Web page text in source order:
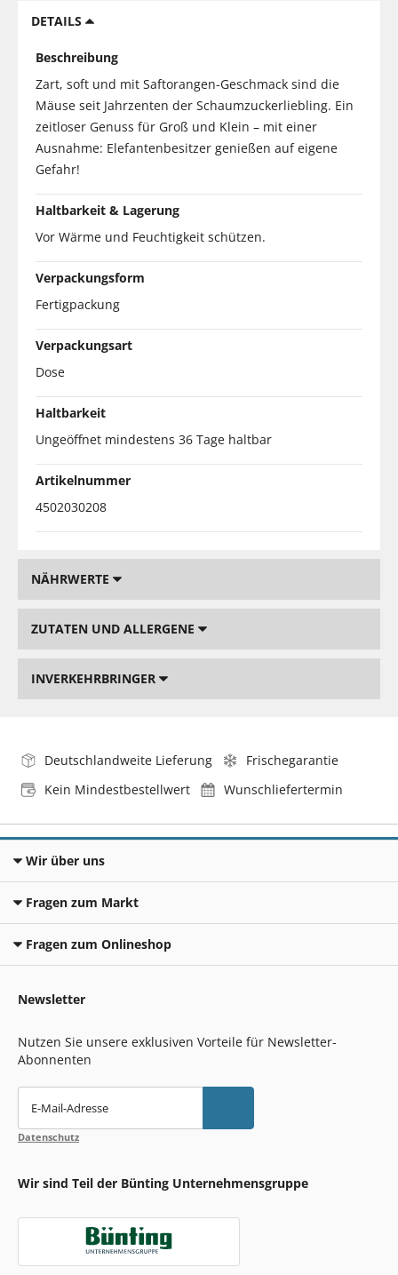
DETAILS
Beschreibung
Zart, soft und mit Saftorangen-Geschmack sind die
Mäuse seit Jahrzenten der Schaumzuckerliebling. Ein
zeitloser Genuss für Groß und Klein – mit einer
Ausnahme: Elefantenbesitzer genießen auf eigene
Gefahr!
Haltbarkeit & Lagerung
Vor Wärme und Feuchtigkeit schützen.
Verpackungsform
Fertigpackung
Verpackungsart
Dose
Haltbarkeit
Ungeöffnet mindestens 36 Tage haltbar
Artikelnummer
4502030208
NÄHRWERTE
ZUTATEN UND ALLERGENE
INVERKEHRBRINGER
Deutschlandweite Lieferung
Frischegarantie
Kein Mindestbestellwert
Wunschliefertermin
Wir über uns
Fragen zum Markt
Fragen zum Onlineshop
Newsletter
Nutzen Sie unsere exklusiven Vorteile für Newsletter-
Abonnenten
E-Mail-Adresse
Datenschutz
Wir sind Teil der Bünting Unternehmensgruppe